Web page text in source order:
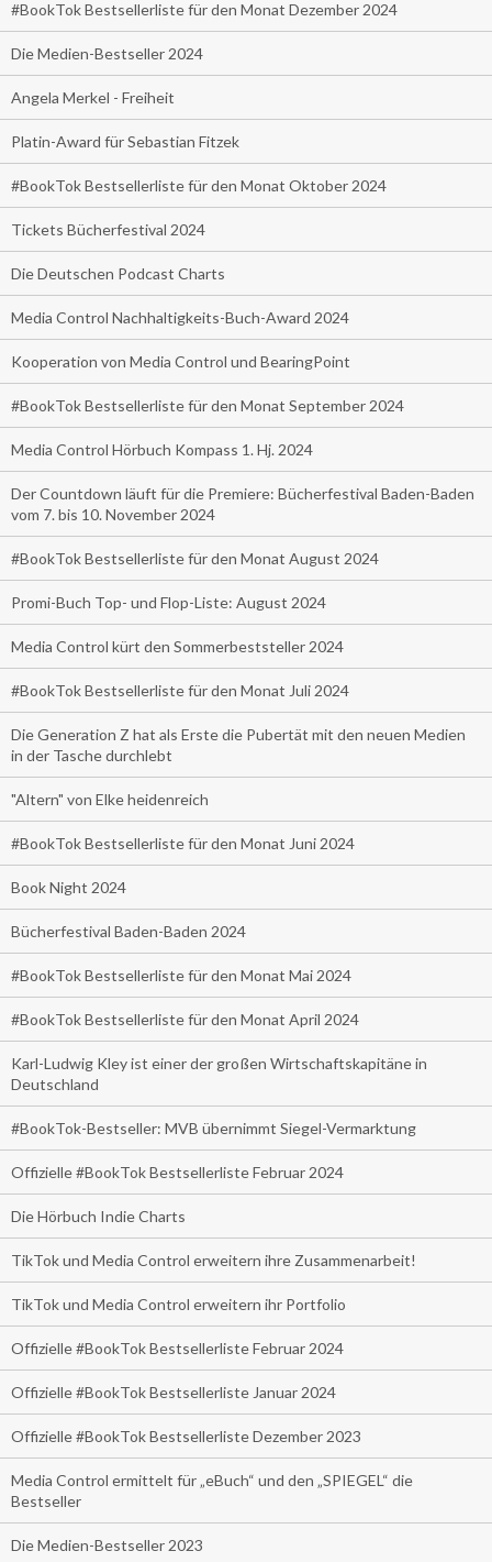
#BookTok Bestsellerliste für den Monat Dezember 2024
Die Medien-Bestseller 2024
Angela Merkel - Freiheit
Platin-Award für Sebastian Fitzek
#BookTok Bestsellerliste für den Monat Oktober 2024
Tickets Bücherfestival 2024
Die Deutschen Podcast Charts
Media Control Nachhaltigkeits-Buch-Award 2024
Kooperation von Media Control und BearingPoint
#BookTok Bestsellerliste für den Monat September 2024
Media Control Hörbuch Kompass 1. Hj. 2024
Der Countdown läuft für die Premiere: Bücherfestival Baden-Baden
vom 7. bis 10. November 2024
#BookTok Bestsellerliste für den Monat August 2024
Promi-Buch Top- und Flop-Liste: August 2024
Media Control kürt den Sommerbeststeller 2024
#BookTok Bestsellerliste für den Monat Juli 2024
Die Generation Z hat als Erste die Pubertät mit den neuen Medien
in der Tasche durchlebt
"Altern" von Elke heidenreich
#BookTok Bestsellerliste für den Monat Juni 2024
Book Night 2024
Bücherfestival Baden-Baden 2024
#BookTok Bestsellerliste für den Monat Mai 2024
#BookTok Bestsellerliste für den Monat April 2024
Karl-Ludwig Kley ist einer der großen Wirtschaftskapitäne in
Deutschland
#BookTok-Bestseller: MVB übernimmt Siegel-Vermarktung
Offizielle #BookTok Bestsellerliste Februar 2024
Die Hörbuch Indie Charts
TikTok und Media Control erweitern ihre Zusammenarbeit!
TikTok und Media Control erweitern ihr Portfolio
Offizielle #BookTok Bestsellerliste Februar 2024
Offizielle #BookTok Bestsellerliste Januar 2024
Offizielle #BookTok Bestsellerliste Dezember 2023
Media Control ermittelt für „eBuch“ und den „SPIEGEL“ die
Bestseller
Die Medien-Bestseller 2023